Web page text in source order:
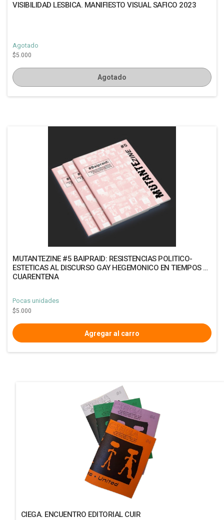
VISIBILIDAD LESBICA. MANIFIESTO VISUAL SAFICO 2023
Agotado
$5.000
Agotado
MUTANTEZINE #5 BAIPRAID: RESISTENCIAS POLITICO-
ESTETICAS AL DISCURSO GAY HEGEMONICO EN TIEMPOS DE
CUARENTENA
Pocas unidades
$5.000
CIEGA. ENCUENTRO EDITORIAL CUIR